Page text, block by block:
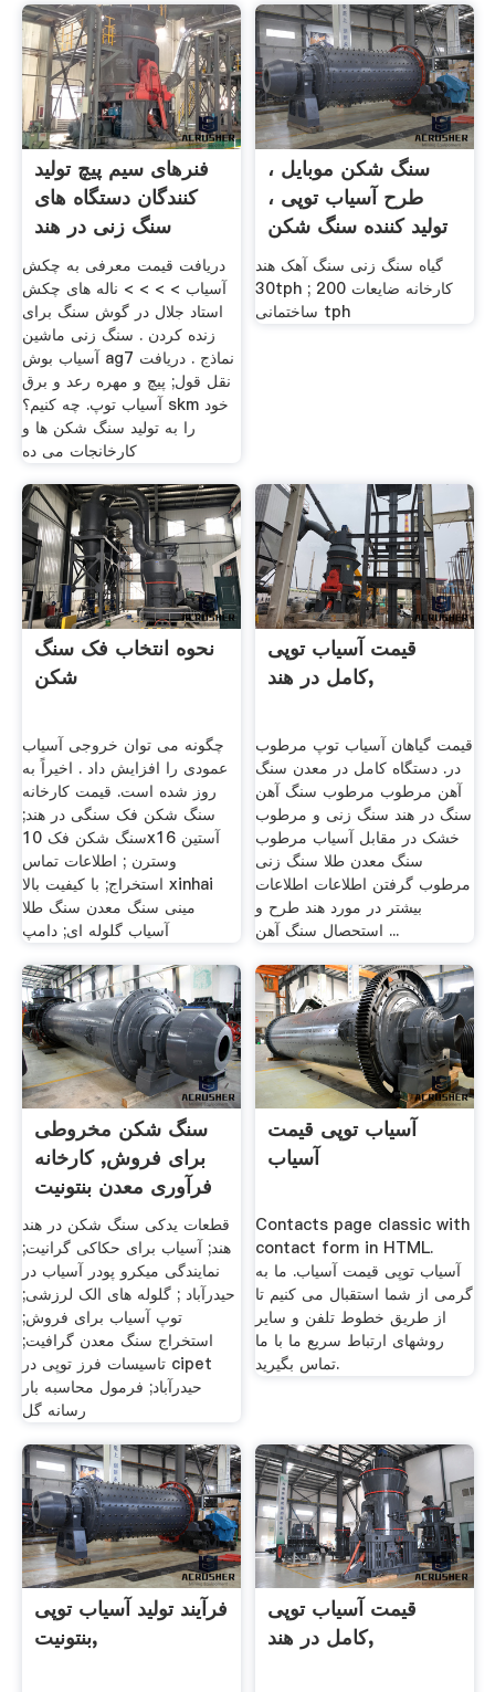
فنرهای سیم پیچ تولید
کنندگان دستگاه های
سنگ زنی در هند
دریافت قیمت معرفی به چکش
آسیاب > > > > ناله های چکش
استاد جلال در گوش سنگ برای
زنده کردن . سنگ زنی ماشین
آسیاب بوش ag7 نماذج . دریافت
نقل قول; پیچ و مهره رعد و برق
آسیاب توپ. چه کنیم؟ skm خود
را به تولید سنگ شکن ها و
کارخانجات می ده
سنگ شکن موبایل ،
طرح آسیاب توپی ،
تولید کننده سنگ شکن
گیاه سنگ زنی سنگ آهک هند
30tph ; 200 کارخانه ضایعات
ساختمانی tph
نحوه انتخاب فک سنگ
شکن
چگونه می توان خروجی آسیاب
عمودی را افزایش داد . اخیراً به
روز شده است. قیمت کارخانه
سنگ شکن فک سنگی در هند;
سنگ شکن فک 10x16 آستین
وسترن ; اطلاعات تماس
استخراج; با کیفیت بالا xinhai
مینی سنگ معدن سنگ طلا
آسیاب گلوله ای; دامپ
قیمت آسیاب توپی
کامل در هند,
قیمت گیاهان آسیاب توپ مرطوب
در. دستگاه کامل در معدن سنگ
آهن مرطوب مرطوب سنگ آهن
سنگ در هند سنگ زنی و مرطوب
خشک در مقابل آسیاب مرطوب
سنگ معدن طلا سنگ زنی
مرطوب گرفتن اطلاعات اطلاعات
بیشتر در مورد هند طرح و
استحصال سنگ آهن ...
سنگ شکن مخروطی
برای فروش, کارخانه
فرآوری معدن بنتونیت
قطعات یدکی سنگ شکن در هند
هند; آسیاب برای حکاکی گرانیت;
نمایندگی میکرو پودر آسیاب در
حیدرآباد ; گلوله های الک لرزشی;
توپ آسیاب برای فروش;
استخراج سنگ معدن گرافیت;
تاسیسات فرز توپی در cipet
حیدرآباد; فرمول محاسبه بار
رسانه گل
آسیاب توپی قیمت
آسیاب
Contacts page classic with
contact form in HTML.
آسیاب توپی قیمت آسیاب. ما به
گرمی از شما استقبال می کنیم تا
از طریق خطوط تلفن و سایر
روشهای ارتباط سریع ما با ما
تماس بگیرید.
فرآیند تولید آسیاب توپی
بنتونیت,
قیمت آسیاب توپی
کامل در هند,